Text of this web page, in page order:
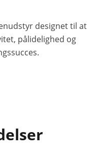
designet til at
pålidelighed og